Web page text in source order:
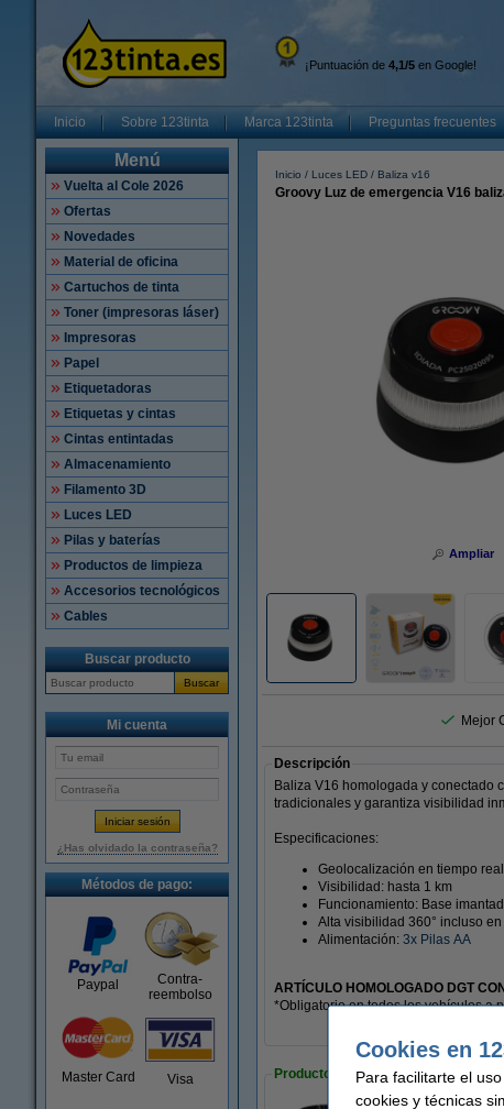
¡Puntuación de 4,1/5 en Google!
Inicio Sobre 123tinta Marca 123tinta Preguntas frecuentes
Menú
Vuelta al Cole 2026
Ofertas
Novedades
Material de oficina
Cartuchos de tinta
Toner (impresoras láser)
Impresoras
Papel
Etiquetadoras
Etiquetas y cintas
Cintas entintadas
Almacenamiento
Filamento 3D
Luces LED
Pilas y baterías
Productos de limpieza
Accesorios tecnológicos
Cables
Buscar producto
Buscar
Mi cuenta
¿Has olvidado la contraseña?
Métodos de pago:
Paypal
Contra-
reembolso
Master Card Visa
Inicio Luces LED Baliza v16
Groovy Luz de emergencia V16
Ampliar
Mejor
Descripción
Baliza V16 homologada y conectado
tradicionales y garantiza visibilidad
Especificaciones:
Geolocalización en tiempo real
Visibilidad: hasta 1 km
Funcionamiento: Base
Alta visibilidad 360° incluso
Alimentación: 3x Pilas AA
ARTÍCULO HOMOLOGADO DGT
*Obligatorio en todos los vehículos a
Productos recomendados
Cookies en
Para facilitarte el
cookies y técnicas